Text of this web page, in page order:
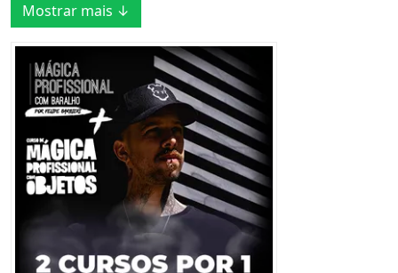
Mostrar mais ↓